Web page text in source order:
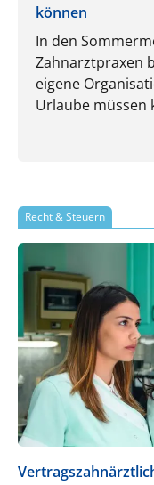
können
In den
Zahnarztpraxen
eigene
Urlaube
zuverlässig
Mitarbeitenden
Recht & Steuern